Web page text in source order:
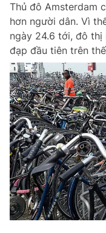
Đọc Thanh Niên
Theo dõi báo trên
Hotline
0906 645 777
Đặt báo Quảng cáo
Tổng biên tập: Nguyễn
Thủ đô Amsterdam
hơn người dân. Vì
ngày 24.6 tới, đô
đạp đầu tiên trên